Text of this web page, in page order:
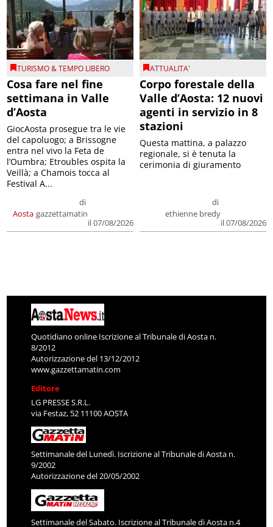
TURISMO & TEMPO LIBERO
Cosa fare nel fine
settimana in Valle
d’Aosta
Aosta
di
gazzettamatin
il 07/08/2026
GiocAosta prosegue tra le vie
del capoluogo; a Brissogne
entra nel vivo la Feta de
l’Oumbra; Etroubles ospita la
Veillà; a Chamois tocca al
Festival A...
ATTUALITA'
Corpo forestale della
Valle d’Aosta: 12 nuovi
agenti in servizio in 8
stazioni
di
ethienne bredy
il 07/08/2026
Questa mattina, a palazzo
regionale, si è tenuta la
cerimonia di giuramento
Quotidiano online Iscrizione al Tribunale di Aosta n.
8/2012
Autorizzazione del 13/12/2012
www.gazzettamatin.com
Editore
LG PRESSE S.R.L.
via Festaz, 52 11100 AOSTA
Settimanale del Lunedì. Iscrizione al Tribunale di Aosta n.
9/2002
Autorizzazione del 20/05/2002
Settimanale del Sabato. Iscrizione al Tribunale di Aosta n.4